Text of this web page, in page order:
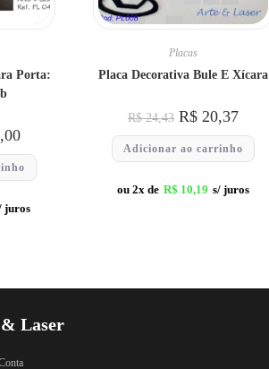
Porta:
juros
Placas
Placa Decorativa Bule E Xícara
R$24,43 R$ 20,37
Adicionar ao carrinho
ou 2x de R$ 10,19 s/ juros
Laser